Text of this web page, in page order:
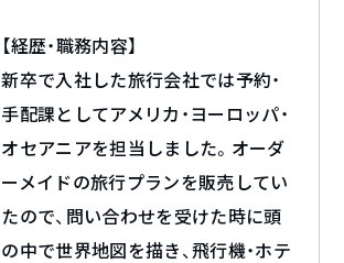
【経歴・職務内容】
新卒で入社した旅行会社では予約・
手配課としてアメリカ・ヨーロッパ・
オセアニアを担当しました。オーダ
ーメイドの旅行プランを販売してい
たので、問い合わせを受けた時に頭
の中で世界地図を描き、飛行機・ホテ